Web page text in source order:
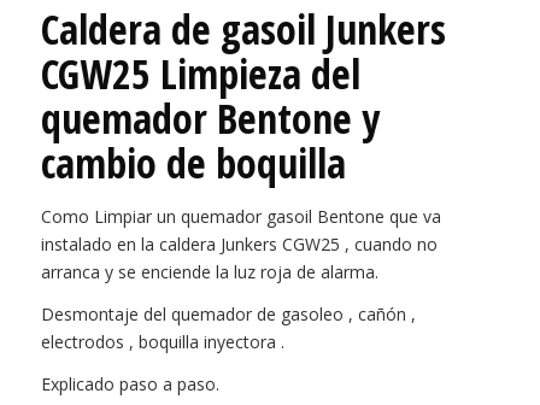
Caldera de gasoil Junkers
CGW25 Limpieza del
quemador Bentone y
cambio de boquilla
Como Limpiar un quemador gasoil Bentone que va
instalado en la caldera Junkers CGW25 , cuando no
arranca y se enciende la luz roja de alarma.
Desmontaje del quemador de gasoleo , cañón ,
electrodos , boquilla inyectora .
Explicado paso a paso.